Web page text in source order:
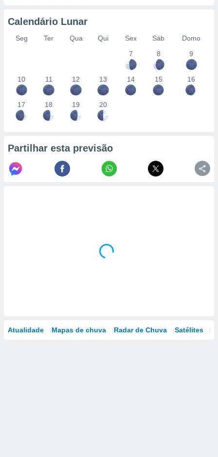
Calendário Lunar
Seg Ter Qua Qui Sex Sáb
Domo
7
8 9
10 11 12 13 14 15 16
17 18 19 20
Partilhar esta previsão
Atualidade Mapas de chuva Radar de Chuva Satélites